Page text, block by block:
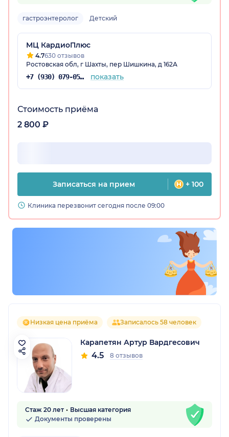
гастроэнтеролог Детский
МЦ КардиоПлюс
4.7630 отзывов
Ростовская обл, г Шахты, пер Шишкина, д 162А
+7 (930) 079-05-81 показать
Стоимость приёма
2 800 ₽
Записаться на прием + 100
Клиника перезвонит сегодня после 09:00
Низкая цена приёма Записалось 58 человек
Карапетян Артур Вардгесович
4.5 8 отзывов
Стаж 20 лет
Высшая категория
Документы проверены